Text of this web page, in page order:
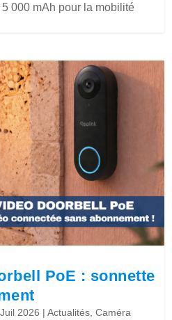
000 mAh pour la mobilité
PoE : sonnette
2026 |Actualités ,Caméra